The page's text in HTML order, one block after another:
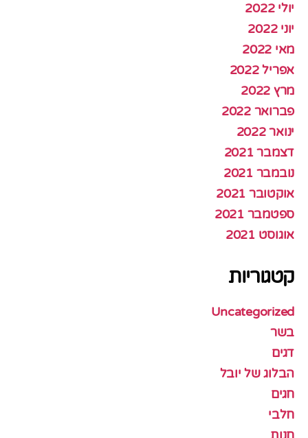
יולי 2022
יוני 2022
מאי 2022
אפריל 2022
מרץ 2022
פברואר 2022
ינואר 2022
דצמבר 2021
נובמבר 2021
אוקטובר 2021
ספטמבר 2021
אוגוסט 2021
קטגוריות
Uncategorized
בשר
דגים
הבלוג של יובל
חגים
חלבי